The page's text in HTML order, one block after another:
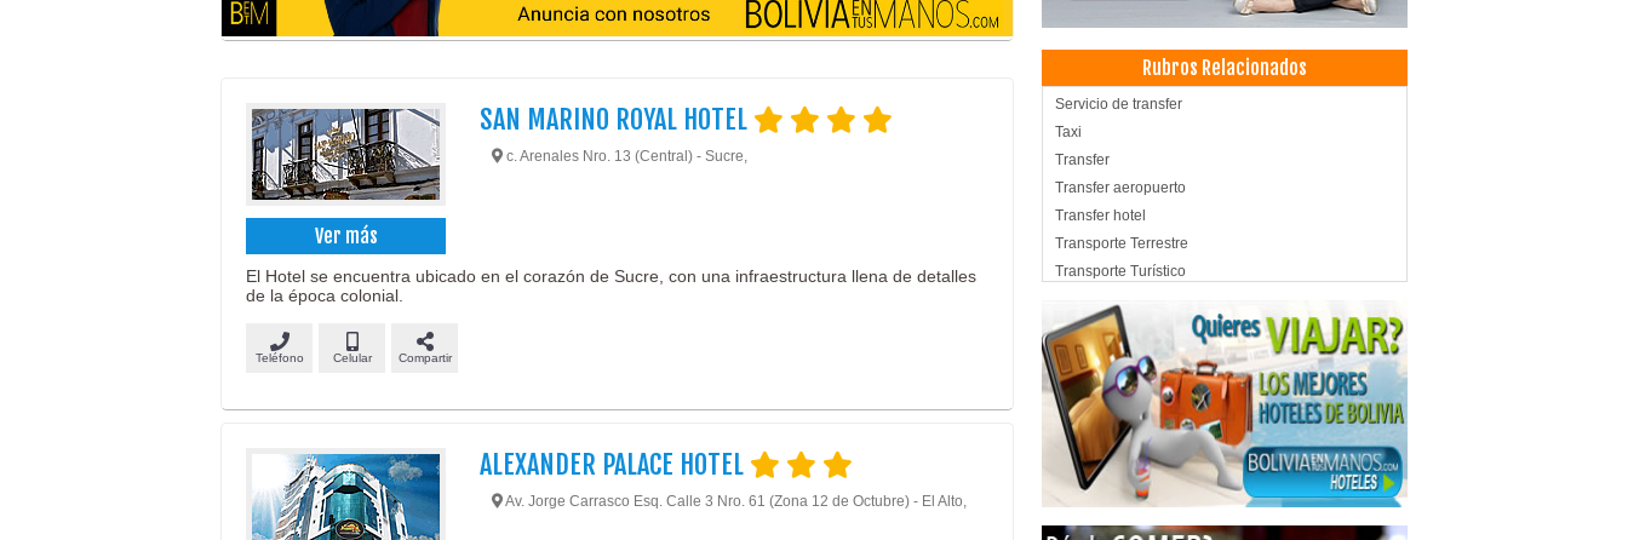
Ver más
SAN MARINO ROYAL HOTEL
c. Arenales Nro. 13 (Central) - Sucre,
El Hotel se encuentra ubicado en el corazón de Sucre, con una infraestructura llena de detalles
de la época colonial.
Teléfono Celular Compartir
ALEXANDER PALACE HOTEL
Av. Jorge Carrasco Esq. Calle 3 Nro. 61 (Zona 12 de Octubre) - El Alto,
Rubros Relacionados
Servicio de transfer
Taxi
Transfer
Transfer aeropuerto
Transfer hotel
Transporte Terrestre
Transporte Turístico
Restaurantes: Churrasquerías
Restaurantes
Banquetes y Recepciones
Gastronomía
Restaurantes: Vegetarianos
Eventos
Delivery
Servicios de Gastronomía